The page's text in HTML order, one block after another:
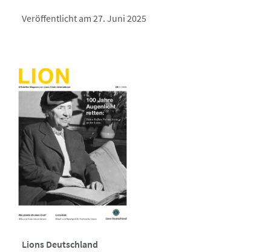
Veröffentlicht am 27. Juni 2025
Lions Deutschland